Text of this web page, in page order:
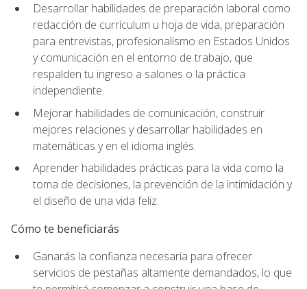
Desarrollar habilidades de preparación laboral como
redacción de currículum u hoja de vida, preparación
para entrevistas, profesionalismo en Estados Unidos
y comunicación en el entorno de trabajo, que
respalden tu ingreso a salones o la práctica
independiente.
Mejorar habilidades de comunicación, construir
mejores relaciones y desarrollar habilidades en
matemáticas y en el idioma inglés.
Aprender habilidades prácticas para la vida como la
toma de decisiones, la prevención de la intimidación y
el diseño de una vida feliz.
Cómo te beneficiarás
Ganarás la confianza necesaria para ofrecer
servicios de pestañas altamente demandados, lo que